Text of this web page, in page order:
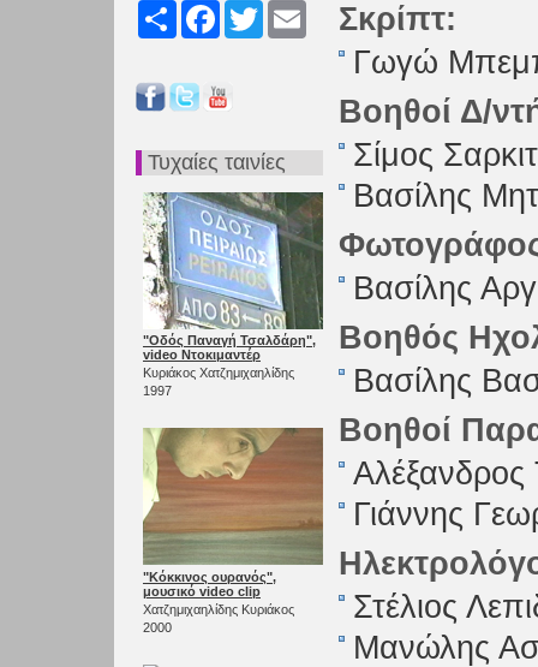
Share FacebookTwitter
Τυχαίες ταινίες
"Οδός Παναγή Τσαλδάρη",
video Ντοκιμαντέρ
Κυριάκος Χατζημιχαηλίδης
1997
"Κόκκινος ουρανός",
μουσικό video clip
Χατζημιχαηλίδης Κυριάκος
2000
Σκρίπτ:
Γωγώ
Βοηθοί Δ/
Σίμος
Βασίλης
Βασίλης
Βοηθός
Βασίλης
Βοηθοί
Αλέξανδρος
Γιάννης
Στέλιος
Μανώλης